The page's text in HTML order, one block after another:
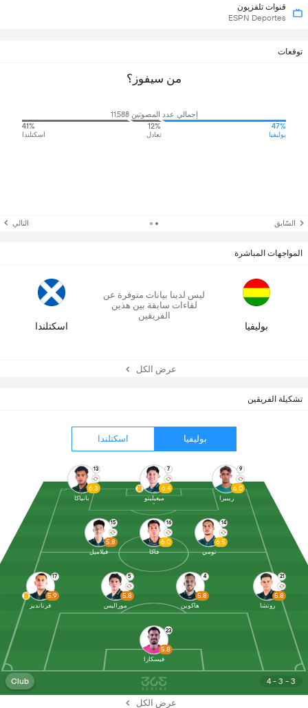
تشكيلة الفريقين
بوليفيا اسكتلندا
4 - 3 - 3
Club
23
5.8
فيسكارا
17
5.9
فرنانديز
5
5.8
موراليس
4
5.8
هاكوين
21
5.8
روتشا
15
5.8
فيلاميل
16
6.0
فاكا
14
6.5
تومي
13
6.3
بانياكا
7
6.4
ميغيليتو
9
6.0
ريبيرا
عرض الكل
قنوات تلفزيون
ESPN Deportes
توقعات
من سيفوز؟
إجمالي عدد المصوتين 11,588
47%
بوليفيا
12%
تعادل
41%
اسكتلندا
السّابق التالي
المواجهات المباشرة
بوليفيا
ليس لدينا بيانات متوفرة عن
لقاءات سابقة بين هذين
الفريقين
اسكتلندا
عرض الكل